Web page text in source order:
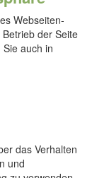
Webseiten-
der Seite
auch in
das Verhalten
und